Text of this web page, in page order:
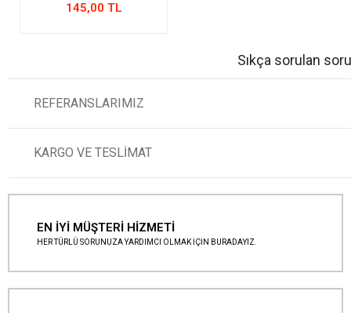
145,00 TL
Sıkça sorulan
REFERANSLARIMIZ
KARGO VE TESLİMAT
EN İYİ MÜŞTERİ HİZMETİ
HER TÜRLÜ SORUNUZA YARDIMCI OLMAK İÇİN BURADAYIZ.